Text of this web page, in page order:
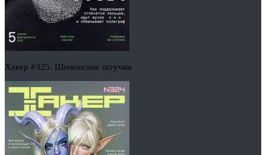
Хакер #325. Шпионские штучки